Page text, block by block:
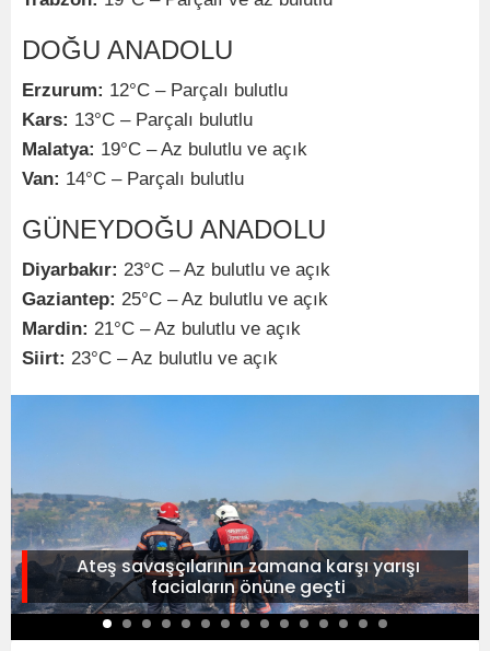
DOĞU ANADOLU
Erzurum: 12°C – Parçalı bulutlu
Kars: 13°C – Parçalı bulutlu
Malatya: 19°C – Az bulutlu ve açık
Van: 14°C – Parçalı bulutlu
GÜNEYDOĞU ANADOLU
Diyarbakır: 23°C – Az bulutlu ve açık
Gaziantep: 25°C – Az bulutlu ve açık
Mardin: 21°C – Az bulutlu ve açık
Siirt: 23°C – Az bulutlu ve açık
Ateş savaşçılarının zamana karşı yarışı
faciaların önüne geçti